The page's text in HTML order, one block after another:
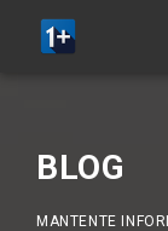
BLOG
MANTENTE